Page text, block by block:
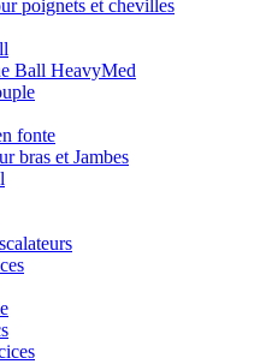
poignets et chevilles
Ball HeavyMed
fonte
bras et Jambes